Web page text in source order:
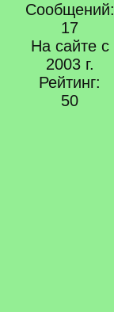
Сообщений:
17
На сайте с
2003 г.
Рейтинг:
50